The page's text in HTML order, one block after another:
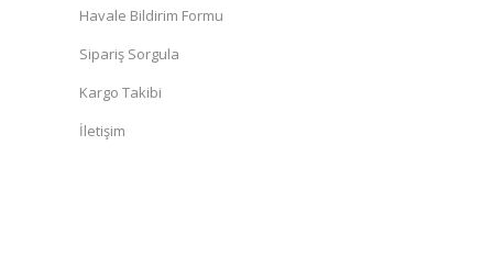
Havale Bildirim Formu
Sipariş Sorgula
Kargo Takibi
İletişim